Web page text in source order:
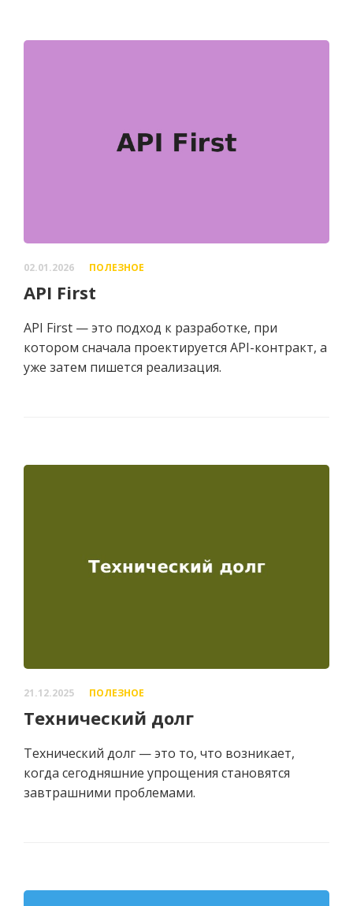
02.01.2026 ПОЛЕЗНОЕ
API First
API First — это подход к разработке, при
котором сначала проектируется API-контракт, а
уже затем пишется реализация.
21.12.2025 ПОЛЕЗНОЕ
Технический долг
Технический долг — это то, что возникает,
когда сегодняшние упрощения становятся
завтрашними проблемами.